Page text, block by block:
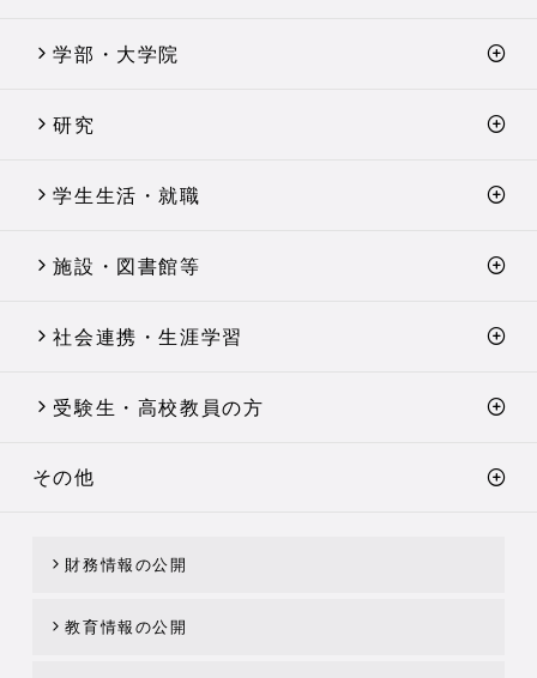
学部・大学院
研究
学生生活・就職
施設・図書館等
社会連携・生涯学習
受験生・高校教員の方
その他
財務情報の公開
教育情報の公開